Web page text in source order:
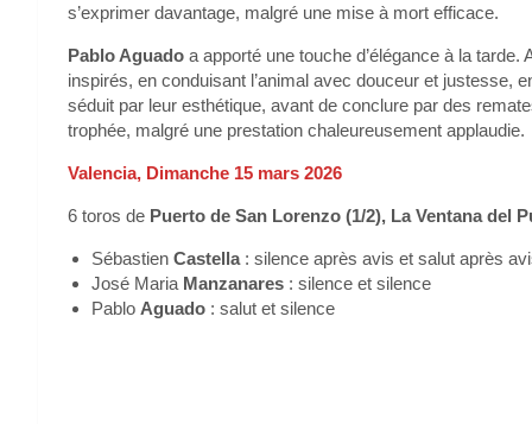
s’exprimer davantage, malgré une mise à mort efficace.
Pablo Aguado a apporté une touche d’élégance à la
inspirés, en conduisant l’animal avec douceur et justesse,
séduit par leur esthétique, avant de conclure par des
trophée, malgré une prestation chaleureusement applaudie.
Valencia, Dimanche 15 mars 2026
6 toros de Puerto de San Lorenzo (1/2), La Ventana del
Sébastien Castella : silence après avis et salut après
José Maria Manzanares : silence et silence
Pablo Aguado : salut et silence